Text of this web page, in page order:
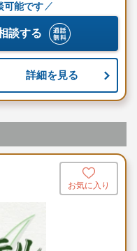
変動）
可能です
談する
詳細を見る
お気に入り